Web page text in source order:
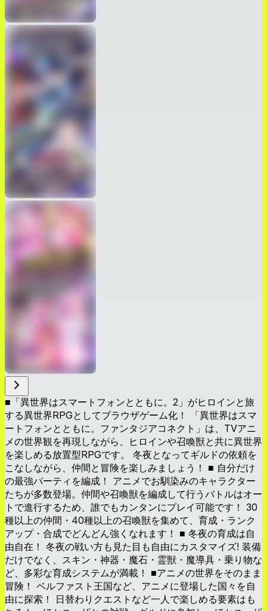
■「異世界はスマートフォンとともに。2」がヒロインと旅
する異世界RPGとしてブラウザゲーム化！ 「異世界はスマ
ートフォンとともに。ファンタジアコネクト」は、TVアニ
メの世界観を再現しながら、ヒロインや召喚獣と共に異世界
を楽しめる放置型RPGです。 冬夜となってギルドの依頼を
こなしながら、仲間と冒険を楽しみましょう！ ■ 自分だけ
の最強パーティを編成！ アニメでお馴染みのキャラクター
たちが多数登場。仲間や召喚獣を編成して行うバトルはオー
トで進行するため、誰でもカンタンにプレイ可能です！ 30
種以上の仲間・40種以上の召喚獣を集めて、育成・ランク
アップ・合成でどんどん強くなれます！ ■ 冬夜の育成は自
由自在！ 冬夜の戦い方も見た目も自由にカスタマイズ! 装備
だけでなく、スキン・神器・魔石・霊獣・魔導具・乗り物な
ど、多彩な育成システムが満載！ ■アニメの世界をそのまま
冒険！ ベルファスト王国など、アニメに登場した国々を自
由に探索！ 日替わりクエストなど一人で楽しめる要素はも